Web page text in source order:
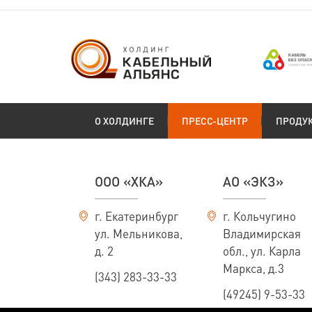
О ХОЛДИНГЕ ПРЕСС-ЦЕНТР
ООО «ХКА»
г. Екатеринбург
ул. Мельникова,
д. 2
(343) 283-33-33
АО «ЭКЗ»
г. Кольчугино
Владимирская
обл., ул. Карла
Маркса, д.3
(49245) 9-53-33